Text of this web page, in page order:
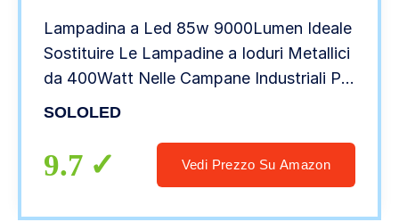
Lampadina a Led 85w 9000Lumen Ideale
Sostituire Le Lampadine a Ioduri Metallici
da 400Watt Nelle Campane Industriali Per
Campane Industriali (E40-2700K)
SOLOLED
9.7 Vedi Prezzo Su Amazon